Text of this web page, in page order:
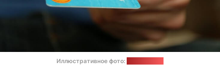
Иллюстративное фото: